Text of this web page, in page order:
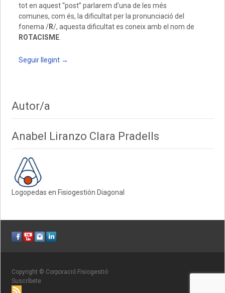
tot en aquest “post” parlarem d’una de les més
comunes, com és, la dificultat per la pronunciació del
fonema /R/, aquesta dificultat es coneix amb el nom de
ROTACISME.
Seguir llegint →
Autor/a
Anabel Liranzo Clara Pradells
Logopedas en Fisiogestión Diagonal
Copyright © Corporació Fisiogestió
Suscríbete